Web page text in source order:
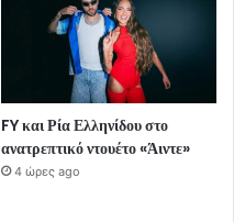
FY και Ρία Ελληνίδου στο
ανατρεπτικό ντουέτο «Άιντε»
4 ώρες ago